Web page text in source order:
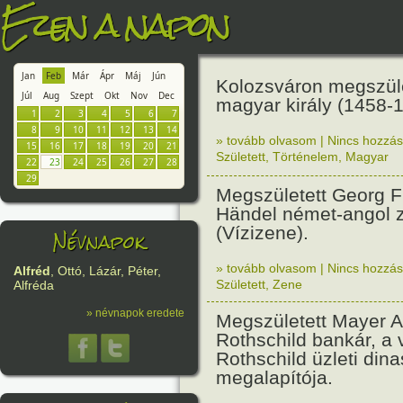
Ezen a napon
Jan Feb Már Ápr Máj
Jún
Júl
Aug Szept Okt Nov
Dec
1
2 3 4 5 6
7
8
9 10 11 12 13
14
15
16 17 18 19 20
21
22
23 24 25 26 27
28
29
Névnapok
Alfréd, Ottó, Lázár, Péter,
Alfréda
» névnapok eredete
Kolozsváron
magyar király (1458-
» tovább olvasom | Nincs
Született Történelem Magyar
Megszületett Georg
Händel német-angol
(Vízizene).
» tovább olvasom | Nincs
Született Zene
Megszületett Mayer
Rothschild bankár, a
Rothschild üzleti
megalapítója.